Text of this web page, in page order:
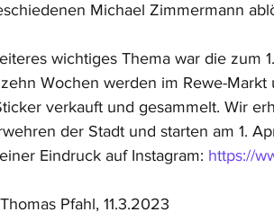
Michael Zimmermann
wichtiges Thema war die zum
Wochen werden im Rewe-
verkauft und gesammelt. Wir
der Stadt und starten am 1.
Eindruck auf Instagram: https://
Pfahl, 11.3.2023